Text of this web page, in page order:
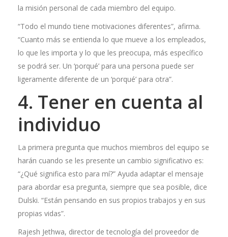
la misión personal de cada miembro del equipo.
“Todo el mundo tiene motivaciones diferentes”, afirma.
“Cuanto más se entienda lo que mueve a los empleados,
lo que les importa y lo que les preocupa, más específico
se podrá ser. Un ‘porqué’ para una persona puede ser
ligeramente diferente de un ‘porqué’ para otra”.
4. Tener en cuenta al
individuo
La primera pregunta que muchos miembros del equipo se
harán cuando se les presente un cambio significativo es:
“¿Qué significa esto para mí?” Ayuda adaptar el mensaje
para abordar esa pregunta, siempre que sea posible, dice
Dulski. “Están pensando en sus propios trabajos y en sus
propias vidas”.
Rajesh Jethwa, director de tecnología del proveedor de